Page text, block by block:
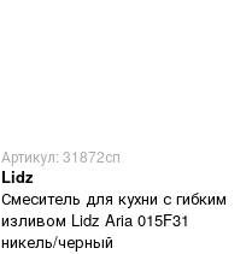
Артикул: 31872сп
Lidz
Смеситель для кухни с гибким
изливом Lidz Aria 015F31
никель/черный